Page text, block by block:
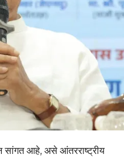
आहे, असे आंतरराष्ट्रीय